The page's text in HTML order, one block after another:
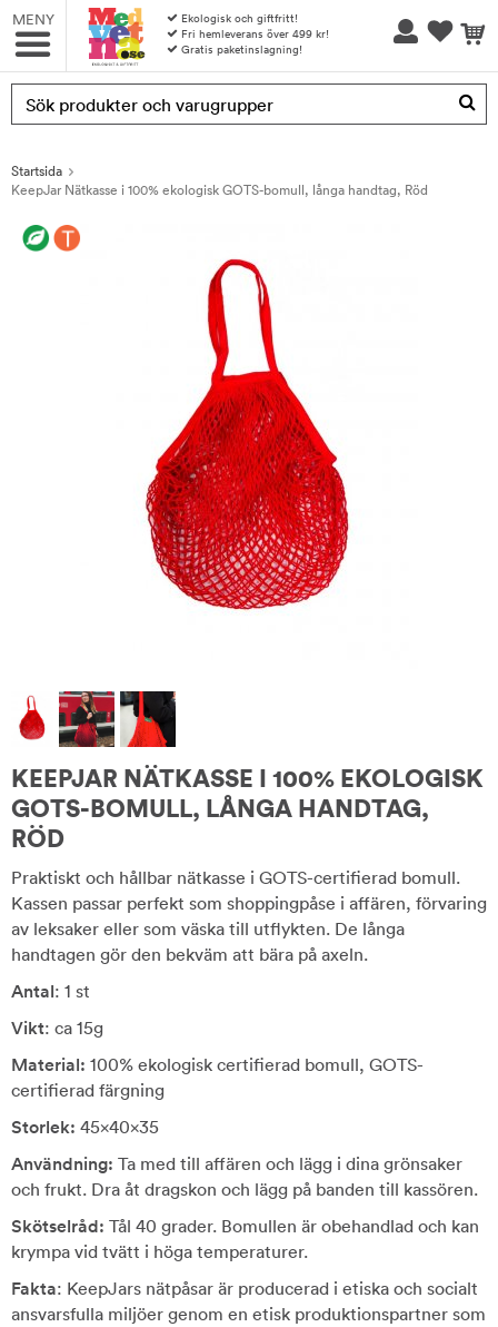
MENY
Ekologisk och giftfritt!
Fri hemleverans över 499 kr!
Gratis paketinslagning!
Produkten har blivit tillagd i varukorgen
Startsida
KeepJar Nätkasse i 100% ekologisk GOTS-bomull, långa handtag, Röd
KEEPJAR NÄTKASSE I 100% EKOLOGISK
GOTS-BOMULL, LÅNGA HANDTAG,
RÖD
Praktiskt och hållbar nätkasse i GOTS-certifierad bomull.
Kassen passar perfekt som shoppingpåse i affären, förvaring
av leksaker eller som väska till utflykten. De långa
handtagen gör den bekväm att bära på axeln.
Antal: 1 st
Vikt: ca 15g
Material: 100% ekologisk certifierad bomull, GOTS-
certifierad färgning
Storlek: 45x40x35
Användning: Ta med till affären och lägg i dina grönsaker
och frukt. Dra åt dragskon och lägg på banden till kassören.
Skötselråd: Tål 40 grader. Bomullen är obehandlad och kan
krympa vid tvätt i höga temperaturer.
Fakta: KeepJars nätpåsar är producerad i etiska och socialt
ansvarsfulla miljöer genom en etisk produktionspartner som